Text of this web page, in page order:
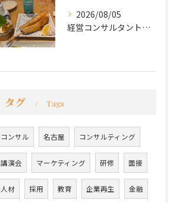
2026/08/05
経営コンサルタントのモーちゃん・毛利京申です。
タグ Tags
コンサル 名古屋 コンサルティング
講演会 マーケティング 研修 面接
人材 採用 教育 企業再生 金融